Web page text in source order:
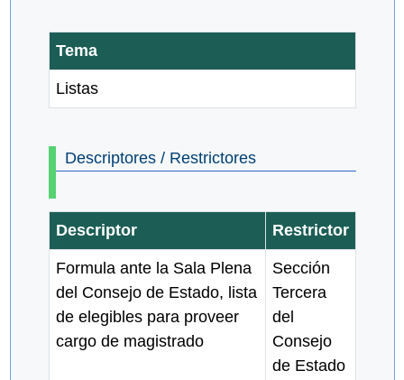
Tema
Listas
Descriptores / Restrictores
Descriptor Restrictor
Formula ante la Sala Plena
del Consejo de Estado, lista
de elegibles para proveer
cargo de magistrado
Sección
Tercera
del
Consejo
de Estado